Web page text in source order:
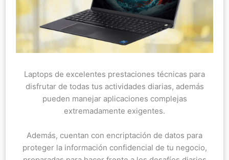
Laptops de excelentes prestaciones técnicas para
disfrutar de todas tus actividades diarias, además
pueden manejar aplicaciones complejas
extremadamente exigentes.
Además, cuentan con encriptación de datos para
proteger la información confidencial de tu negocio,